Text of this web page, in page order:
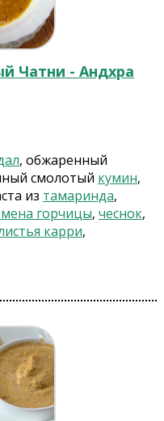
Чатни - Андхра
, обжаренный
смолотый кумин,
из тамаринда,
горчицы, чеснок,
карри,